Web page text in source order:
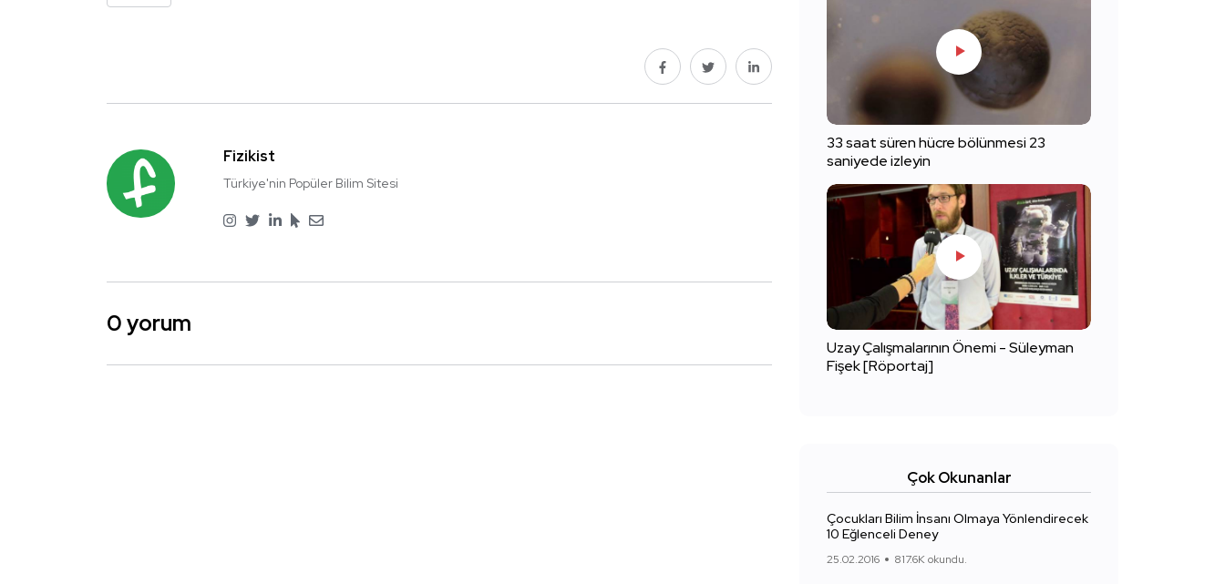
Fizikist
Türkiye'nin Popüler Bilim Sitesi
0 yorum
33 saat süren hücre bölünmesi 23
saniyede izleyin
Uzay Çalışmalarının Önemi - Süleyman
Fişek [Röportaj]
Çok Okunanlar
Çocukları Bilim İnsanı Olmaya Yönlendirecek
10 Eğlenceli Deney
25.02.2016 817.6K okundu.